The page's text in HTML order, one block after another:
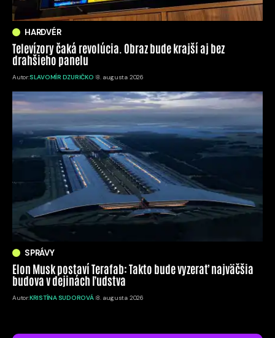
HARDVÉR
Televízory čaká revolúcia. Obraz bude krajší aj bez
drahšieho panelu
Autor:SLAVOMÍR DZURIČKO 8. augusta 2026
SPRÁVY
Elon Musk postaví Terafab: Takto bude vyzerať najväčšia
budova v dejinách ľudstva
Autor:KRISTÍNA SUDOROVÁ 8. augusta 2026